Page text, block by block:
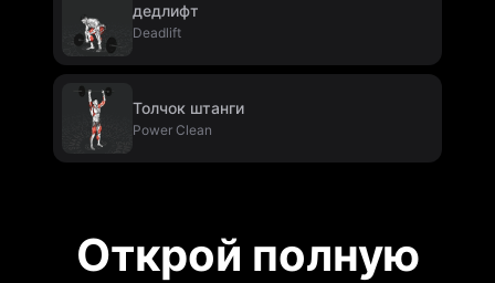
дедлифт
Deadlift
Толчок штанги
Power Clean
Открой полную